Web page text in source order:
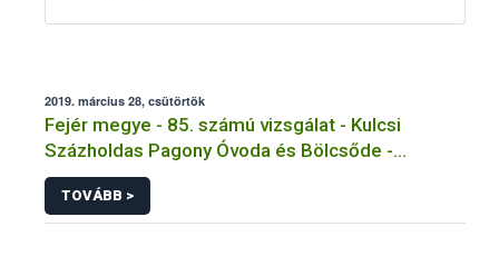
2019. március 28, csütörtök
Fejér megye - 85. számú vizsgálat - Kulcsi
Százholdas Pagony Óvoda és Bölcsőde -
Tálalókonyha - Kulcs
TOVÁBB >